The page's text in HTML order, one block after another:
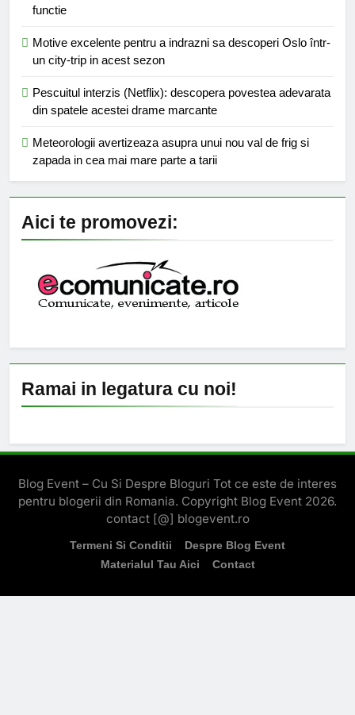
functie
Motive excelente pentru a indrazni sa descoperi Oslo într-
un city-trip in acest sezon
Pescuitul interzis (Netflix): descopera povestea adevarata
din spatele acestei drame marcante
Meteorologii avertizeaza asupra unui nou val de frig si
zapada in cea mai mare parte a tarii
Aici te promovezi:
Ramai in legatura cu noi!
Blog Event – Cu Si Despre Bloguri Tot ce este de interes
pentru blogerii din Romania. Copyright Blog Event 2026.
contact [@] blogevent.ro
Termeni Si Conditii
Despre Blog Event
Materialul Tau Aici
Contact